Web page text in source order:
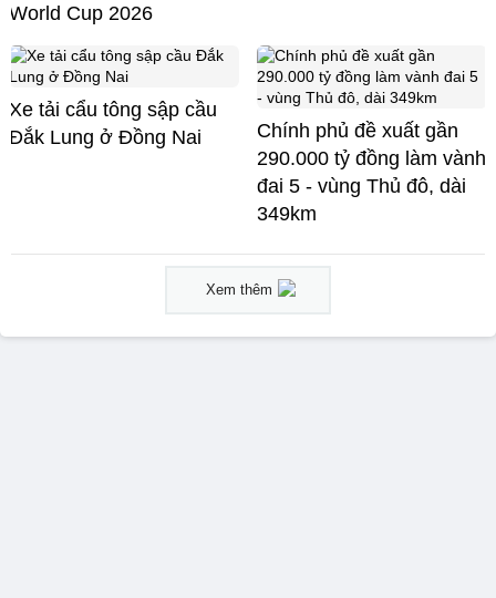
World Cup 2026
Xe tải cẩu tông sập cầu
Đắk Lung ở Đồng Nai
Chính phủ đề xuất gần
290.000 tỷ đồng làm vành
đai 5 - vùng Thủ đô, dài
349km
Xem thêm